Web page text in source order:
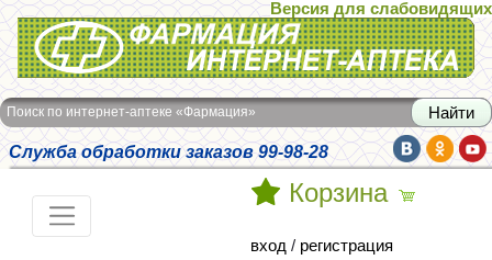
Интернет-аптека Фармация
Версия для слабовидящих
Поиск по интернет-аптеке «Фармация»
Служба обработки заказов 99-98-28
Корзина
вход / регистрация